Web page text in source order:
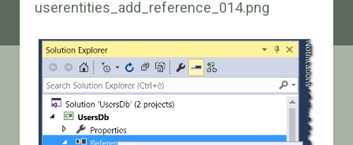
Contatto
userentities_add_reference_014.png